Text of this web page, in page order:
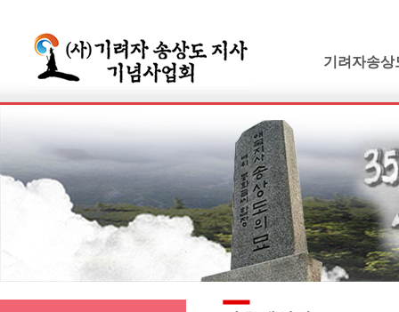
기려자송상
연보 및 가계
기려수필집
생애와사상
유묵과유품
연혁지
추모의글